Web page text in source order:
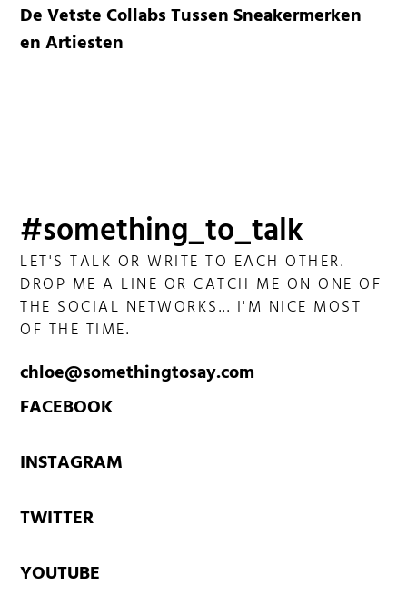
De Vetste Collabs Tussen Sneakermerken
en Artiesten
#something_to_talk
LET'S TALK OR WRITE TO EACH OTHER.
DROP ME A LINE OR CATCH ME ON ONE OF
THE SOCIAL NETWORKS... I'M NICE MOST
OF THE TIME.
chloe@somethingtosay.com
FACEBOOK
INSTAGRAM
TWITTER
YOUTUBE